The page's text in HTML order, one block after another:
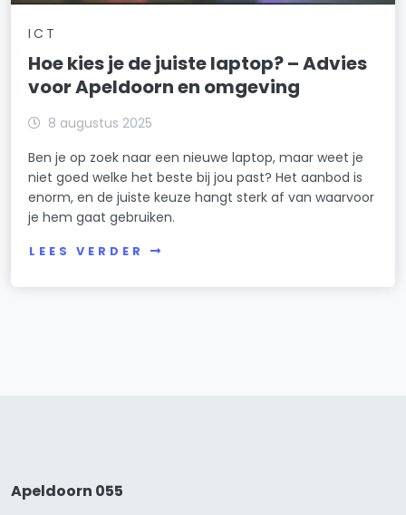
ICT
Hoe kies je de juiste laptop? – Advies
voor Apeldoorn en omgeving
8 augustus 2025
Ben je op zoek naar een nieuwe laptop, maar weet je
niet goed welke het beste bij jou past? Het aanbod is
enorm, en de juiste keuze hangt sterk af van waarvoor
je hem gaat gebruiken.
LEES VERDER
Apeldoorn 055